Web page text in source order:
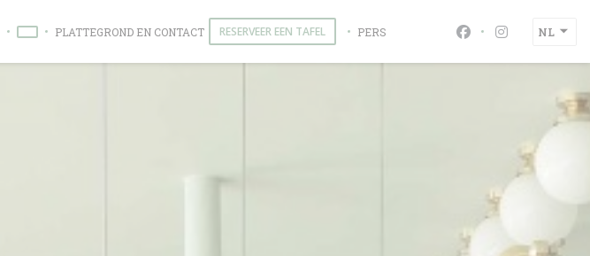
PERS
((OPENT IN EEN NIEUW VENSTER))
PLATTEGROND EN CONTACT RESERVEER EEN TAFEL Facebook ((opent
Instagram
NL